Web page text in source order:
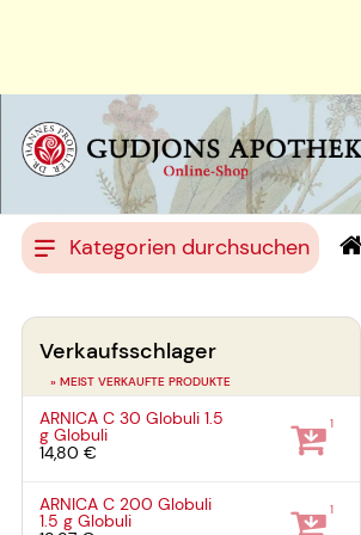
Kategorien durchsuchen
Verkaufsschlager
» MEIST VERKAUFTE PRODUKTE
ARNICA C 30 Globuli1.5
gGlobuli
14,80 €
1
ARNICA C 200 Globuli
1.5 gGlobuli
1